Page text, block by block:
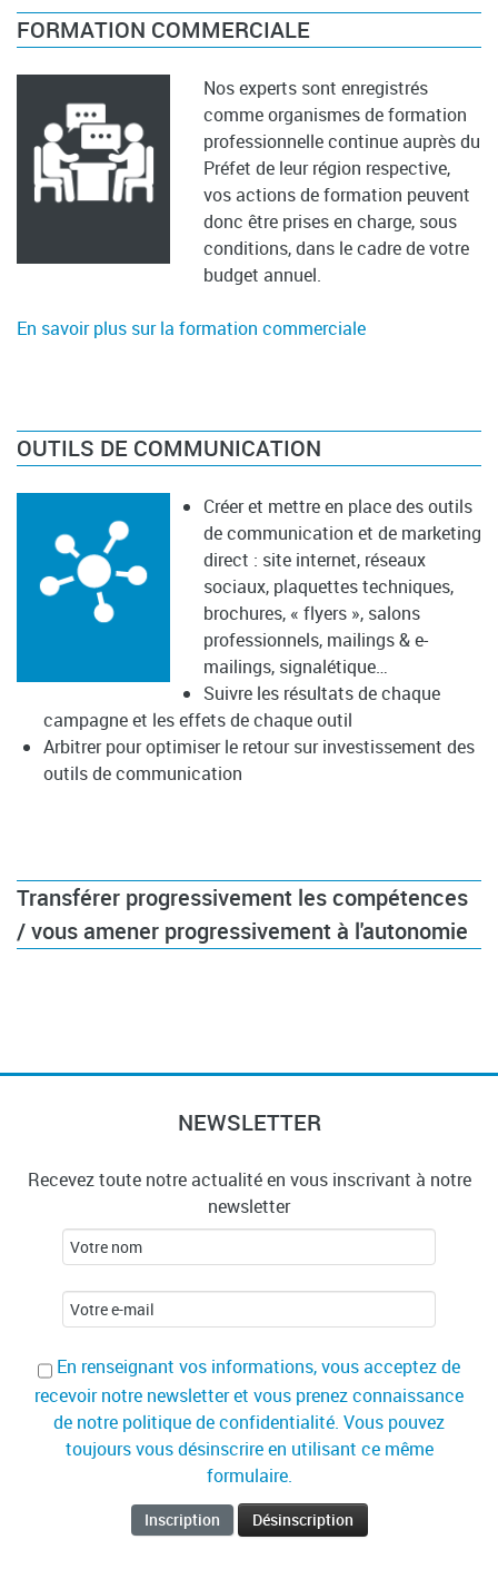
FORMATION COMMERCIALE
Nos experts sont enregistrés
comme organismes de formation
professionnelle continue auprès du
Préfet de leur région respective,
vos actions de formation peuvent
donc être prises en charge, sous
conditions, dans le cadre de votre
budget annuel.
En savoir plus sur la formation commerciale
OUTILS DE COMMUNICATION
Créer et mettre en place des outils
de communication et de marketing
direct : site internet, réseaux
sociaux, plaquettes techniques,
brochures, « flyers », salons
professionnels, mailings & e-
mailings, signalétique…
Suivre les résultats de chaque
campagne et les effets de chaque outil
Arbitrer pour optimiser le retour sur investissement des
outils de communication
Transférer progressivement les compétences
/ vous amener progressivement à l'autonomie
NEWSLETTER
Recevez toute notre actualité en vous inscrivant à notre
newsletter
En renseignant vos informations, vous acceptez de
recevoir notre newsletter et vous prenez connaissance
de notre politique de confidentialité. Vous pouvez
toujours vous désinscrire en utilisant ce même
formulaire.